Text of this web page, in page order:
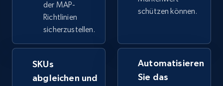
der MAP-
Richtlinien
sicherzustellen.
schützen können.
SKUs
abgleichen und
Automatisieren
Sie das